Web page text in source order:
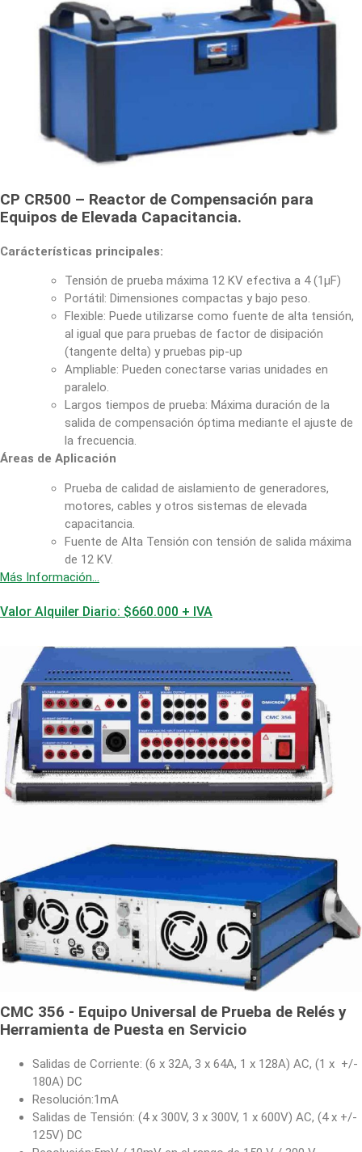
CP CR500 – Reactor de Compensación para
Equipos de Elevada Capacitancia.
Carácterísticas principales:
Tensión de prueba máxima 12 KV efectiva a 4 (1μF)
Portátil: Dimensiones compactas y bajo peso.
Flexible: Puede utilizarse como fuente de alta tensión,
al igual que para pruebas de factor de disipación
(tangente delta) y pruebas pip-up
Ampliable: Pueden conectarse varias unidades en
paralelo.
Largos tiempos de prueba: Máxima duración de la
salida de compensación óptima mediante el ajuste de
la frecuencia.
Áreas de Aplicación
Prueba de calidad de aislamiento de generadores,
motores, cables y otros sistemas de elevada
capacitancia.
Fuente de Alta Tensión con tensión de salida máxima
de 12 KV.
Más Información…
Valor Alquiler Diario: $660.000 + IVA
CMC 356 - Equipo Universal de Prueba de Relés y
Herramienta de Puesta en Servicio
Salidas de Corriente: (6 x 32A, 3 x 64A, 1 x 128A) AC, (1 x +/-
180A) DC
Resolución:1mA
Salidas de Tensión: (4 x 300V, 3 x 300V, 1 x 600V) AC, (4 x +/-
125V) DC